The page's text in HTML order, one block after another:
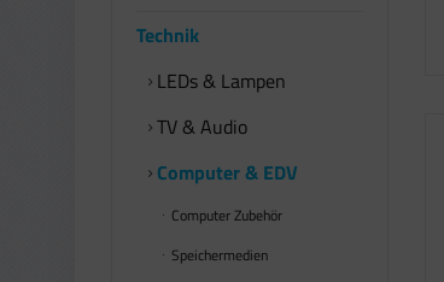
Technik
LEDs & Lampen
TV & Audio
Computer & EDV
Computer Zubehör
Speichermedien